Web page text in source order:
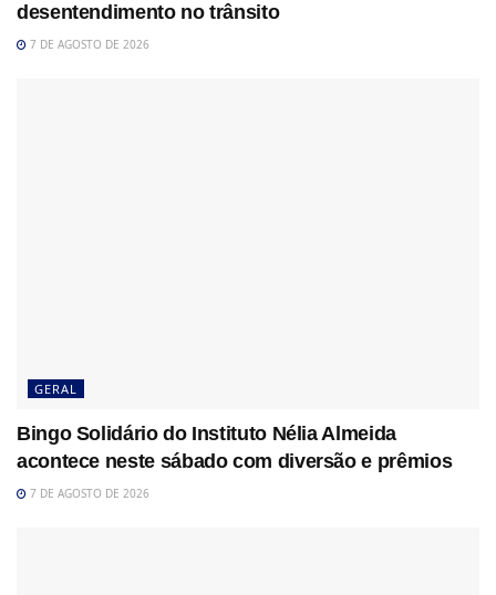
desentendimento no trânsito
7 DE AGOSTO DE 2026
GERAL
Bingo Solidário do Instituto Nélia Almeida
acontece neste sábado com diversão e prêmios
7 DE AGOSTO DE 2026